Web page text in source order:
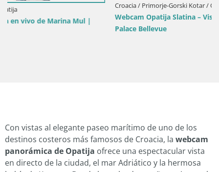
Croacia / Primorje-Gorski Kotar / Opatija
Webcam Opatija Slatina – Vista en vivo desde el Hotel
Con vistas al elegante paseo marítimo de uno de los
destinos costeros más famosos de Croacia, la webcam
panorámica de Opatija ofrece una espectacular vista
en directo de la ciudad, el mar Adriático y la hermosa